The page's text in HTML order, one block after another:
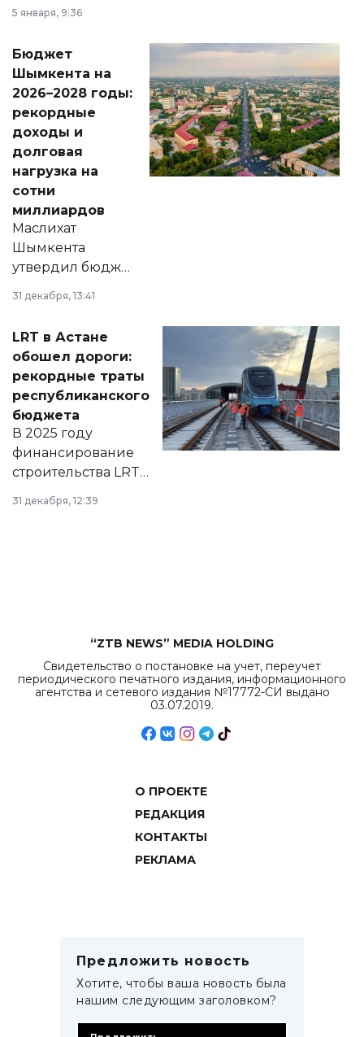
принести
народу
Венесуэлы.
5 января, 9:36
Бюджет
Шымкента на
2026–2028 годы:
рекордные
доходы и
долговая
нагрузка на
сотни
миллиардов
Маслихат
Шымкента
утвердил бюджет
города на 2026–
2028 годы.
документ
появился в базе
нормативных
правовых актов и
на сайте маслихат
города.
31 декабря, 13:41
LRT в Астане
обошел дороги:
рекордные траты
республиканского
бюджета
В 2025 году
финансирование
строительства LRT
в Астане из
республиканского
31 декабря, 12:39
“ZTB NEWS” MEDIA HOLDING
Свидетельство о постановке на учет, переучет
периодического печатного издания, информационного
агентства и сетевого издания №17772-СИ выдано
03.07.2019.
О ПРОЕКТЕ
РЕДАКЦИЯ
КОНТАКТЫ
РЕКЛАМА
Предложить новость
Хотите, чтобы ваша новость была
нашим следующим заголовком?